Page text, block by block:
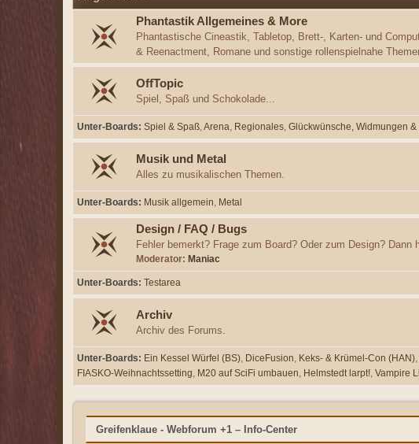
Phantastik Allgemeines & More
Phantastische Cineastik, Tabletop, Brett-, Karten- und
& Reenactment, Romane und sonstige rollenspielnahe
OffTopic
Spiel, Spaß und Schokolade...
Unter-Boards Spiel & Spaß Arena Regionales Glückwünsche, Widmungen &
Musik und Metal
Alles zu musikalischen Themen.
Unter-Boards Musik allgemein Metal
Design / FAQ / Bugs
Fehler bemerkt? Frage zum Board? Oder zum Design? Dann
Moderator: Maniac
Unter-Boards Testarea
Archiv
Archiv des Forums.
Unter-Boards Ein Kessel Würfel (BS) DiceFusion Keks- & Krümel-Con (HAN)
FIASKO-Weihnachtssetting
M20 auf SciFi umbauen Helmstedt larpt! Vampire
Greifenklaue - Webforum +1 – Info-Center